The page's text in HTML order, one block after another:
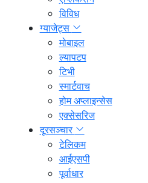
विविध
ग्याजेट्स
मोबाइल
ल्यापटप
टिभी
स्मार्टवाच
होम अप्लाइन्सेस
एक्सेसरिज
दूरसञ्चार
टेलिकम
आईएसपी
पूर्वाधार